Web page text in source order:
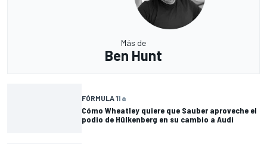
Más de
Ben Hunt
FÓRMULA 11 a
Cómo Wheatley quiere que Sauber aproveche el
podio de Hülkenberg en su cambio a Audi